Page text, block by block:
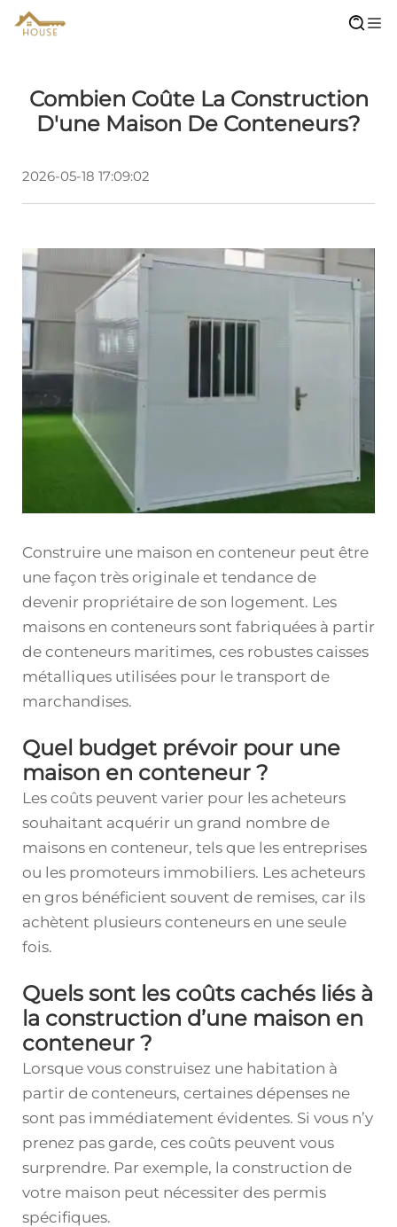
Combien Coûte La Construction
D'une Maison De Conteneurs?
2026-05-18 17:09:02
Construire une maison en conteneur peut être
une façon très originale et tendance de
devenir propriétaire de son logement. Les
maisons en conteneurs sont fabriquées à partir
de conteneurs maritimes, ces robustes caisses
métalliques utilisées pour le transport de
marchandises.
Quel budget prévoir pour une
maison en conteneur ?
Les coûts peuvent varier pour les acheteurs
souhaitant acquérir un grand nombre de
maisons en conteneur, tels que les entreprises
ou les promoteurs immobiliers. Les acheteurs
en gros bénéficient souvent de remises, car ils
achètent plusieurs conteneurs en une seule
fois.
Quels sont les coûts cachés liés à
la construction d’une maison en
conteneur ?
Lorsque vous construisez une habitation à
partir de conteneurs, certaines dépenses ne
sont pas immédiatement évidentes. Si vous n’y
prenez pas garde, ces coûts peuvent vous
surprendre. Par exemple, la construction de
votre maison peut nécessiter des permis
spécifiques.